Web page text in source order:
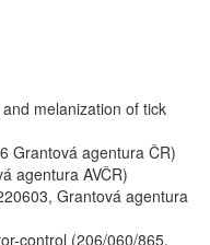
melanization of tick
Grantová agentura ČR)
agentura AVČR)
Grantová agentura
control (206/060/865,